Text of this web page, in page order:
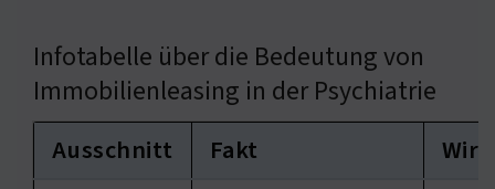
Infotabelle über die Bedeutung von
Immobilienleasing in der Psychiatrie
Ausschnitt Fakt